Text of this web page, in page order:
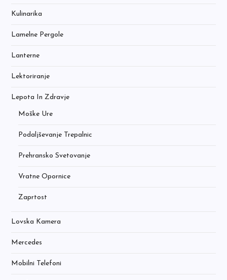
Kulinarika
Lamelne Pergole
Lanterne
Lektoriranje
Lepota In Zdravje
Moške Ure
Podaljševanje Trepalnic
Prehransko Svetovanje
Vratne Opornice
Zaprtost
Lovska Kamera
Mercedes
Mobilni Telefoni